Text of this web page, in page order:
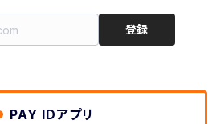
登録
PAY IDアプリ